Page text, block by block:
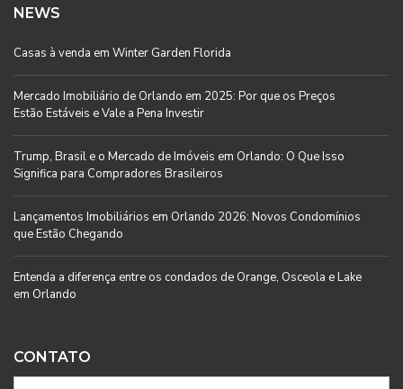
NEWS
Casas à venda em Winter Garden Florida
Mercado Imobiliário de Orlando em 2025: Por que os Preços
Estão Estáveis e Vale a Pena Investir
Trump, Brasil e o Mercado de Imóveis em Orlando: O Que Isso
Significa para Compradores Brasileiros
Lançamentos Imobiliários em Orlando 2026: Novos Condomínios
que Estão Chegando
Entenda a diferença entre os condados de Orange, Osceola e Lake
em Orlando
CONTATO